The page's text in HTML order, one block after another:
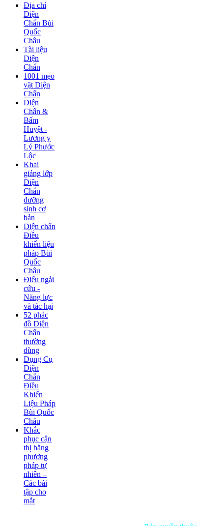
Địa chỉ
Diện
Chẩn Bùi
Quốc
Châu
Tài liệu
Diện
Chẩn
1001 mẹo
vặt Diện
Chẩn
Diện
Chẩn &
Bấm
Huyệt -
Lương y
Lý Phước
Lộc
Khai
giảng lớp
Diện
Chẩn
dưỡng
sinh cơ
bản
Diện chẩn
Điều
khiển liệu
pháp Bùi
Quốc
Châu
Điếu ngải
cứu -
Năng lực
và tác hại
52 phác
đồ Diện
Chẩn
thường
dùng
Dụng Cụ
Diện
Chẩn
Điều
Khiển
Liệu Pháp
Bùi Quốc
Châu
Khắc
phục cận
thị bằng
phương
pháp tự
nhiên –
Các bài
tập cho
mắt